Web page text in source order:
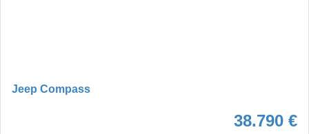
Jeep Compass
38.790 €